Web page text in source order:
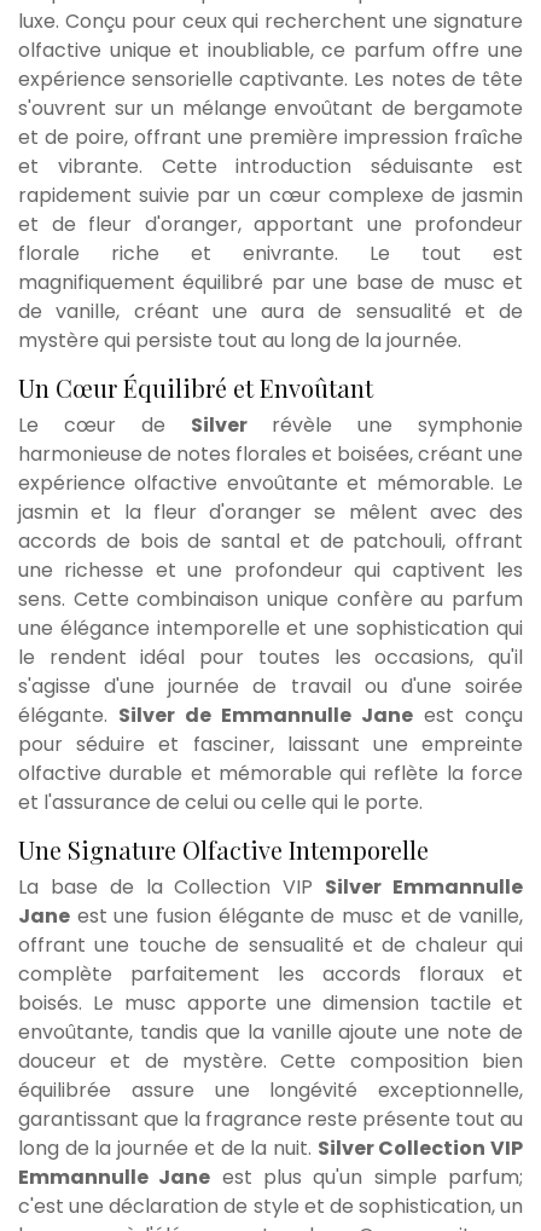
luxe. Conçu pour ceux qui recherchent une signature
olfactive unique et inoubliable, ce parfum offre une
expérience sensorielle captivante. Les notes de tête
s'ouvrent sur un mélange envoûtant de bergamote
et de poire, offrant une première impression fraîche
et vibrante. Cette introduction séduisante est
rapidement suivie par un cœur complexe de jasmin
et de fleur d'oranger, apportant une profondeur
florale riche et enivrante. Le tout est
magnifiquement équilibré par une base de musc et
de vanille, créant une aura de sensualité et de
mystère qui persiste tout au long de la journée.
Un Cœur Équilibré et Envoûtant
Le cœur de Silver révèle une symphonie
harmonieuse de notes florales et boisées, créant une
expérience olfactive envoûtante et mémorable. Le
jasmin et la fleur d'oranger se mêlent avec des
accords de bois de santal et de patchouli, offrant
une richesse et une profondeur qui captivent les
sens. Cette combinaison unique confère au parfum
une élégance intemporelle et une sophistication qui
le rendent idéal pour toutes les occasions, qu'il
s'agisse d'une journée de travail ou d'une soirée
élégante. Silver de Emmannulle Jane est conçu
pour séduire et fasciner, laissant une empreinte
olfactive durable et mémorable qui reflète la force
et l'assurance de celui ou celle qui le porte.
Une Signature Olfactive Intemporelle
La base de la Collection VIP Silver Emmannulle
Jane est une fusion élégante de musc et de vanille,
offrant une touche de sensualité et de chaleur qui
complète parfaitement les accords floraux et
boisés. Le musc apporte une dimension tactile et
envoûtante, tandis que la vanille ajoute une note de
douceur et de mystère. Cette composition bien
équilibrée assure une longévité exceptionnelle,
garantissant que la fragrance reste présente tout au
long de la journée et de la nuit. Silver Collection VIP
Emmannulle Jane est plus qu'un simple parfum;
c'est une déclaration de style et de sophistication, un